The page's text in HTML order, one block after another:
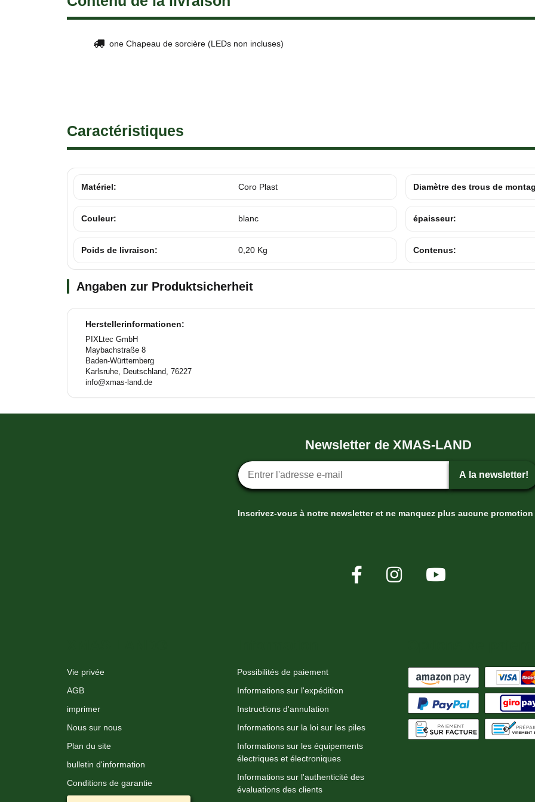
one Chapeau de sorcière (LEDs non incluses)
Caractéristiques
Matériel: Coro Plast Diamètre des trous de
Couleur: blanc épaisseur:
Poids de livraison: 0,20 Kg Contenus:
Angaben zur Produktsicherheit
Herstellerinformationen:
PIXLtec GmbH
Maybachstraße 8
Baden-Württemberg
Karlsruhe, Deutschland, 76227
info@xmas-land.de
Newsletter de XMAS-LAND
Inscription ? la newsletter
A la newsletter!
Inscrivez-vous à notre newsletter et ne manquez plus aucune promotion
Vie privée
AGB
imprimer
Nous sur nous
Plan du site
bulletin d'information
Conditions de garantie
Possibilités de paiement
Informations sur l'expédition
Instructions d'annulation
Informations sur la loi sur les piles
Informations sur les équipements
électriques et électroniques
Informations sur l'authenticité des
évaluations des clients